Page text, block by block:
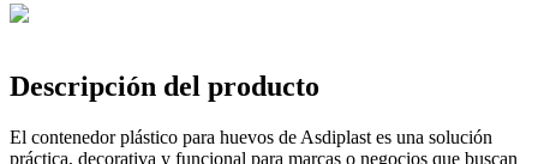
Descripción del producto
El contenedor plástico para huevos de Asdiplast es una solución
práctica, decorativa y funcional para marcas o negocios que buscan